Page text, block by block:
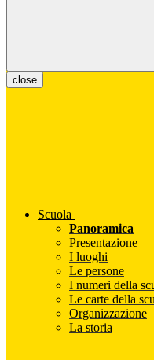
close
Scuola
Panoramica
Presentazione
I luoghi
Le persone
I numeri della
Le carte della
Organizzazione
La storia